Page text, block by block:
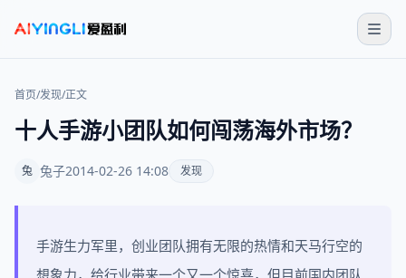
首页/发现/正文
十人手游小团队如何闯荡海外市场？
兔 兔子2014-02-26 14:08 发现
手游生力军里，创业团队拥有无限的热情和天马行空的
想象力，给行业带来一个又一个惊喜，但目前国内团队